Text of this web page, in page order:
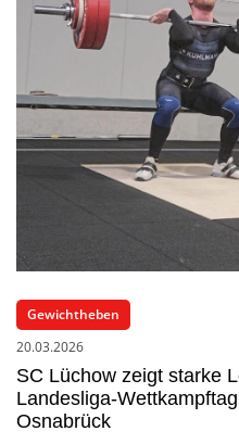
Gewichtheben
20.03.2026
SC Lüchow zeigt starke
Osnabrück